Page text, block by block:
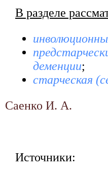
В разделе
деменции;
старческая
Саенко И. А.
Источники: